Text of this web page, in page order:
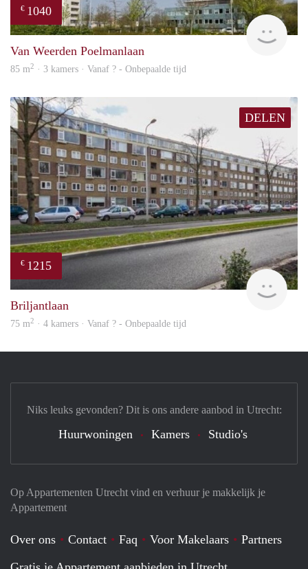
€ 1040
Van Weerden Poelmanlaan
85 m2 · 3 kamers · Vanaf ? - Onbepaalde tijd
DELEN
€ 1215
Briljantlaan
75 m2 · 4 kamers · Vanaf ? - Onbepaalde tijd
Op Appartementen Utrecht vind en verhuur je makkelijk je
Appartement
Over ons Contact Faq Voor Makelaars
Partners
Niks leuks gevonden? Dit is ons andere aanbod in Utrecht:
Huurwoningen Kamers Studio's